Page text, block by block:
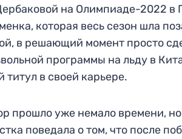
на Олимпиаде-2022 в
которая весь сезон шла
в решающий момент просто
программы на льду в
титул в своей карьере.
прошло уже немало времени,
поведала о том, что после